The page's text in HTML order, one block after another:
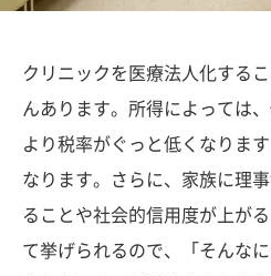
クリニックを医療法人化する
んあります。所得によっては
より税率がぐっと低くなりま
なります。さらに、家族に理
ることや社会的信用度が上が
て挙げられるので、「そんな